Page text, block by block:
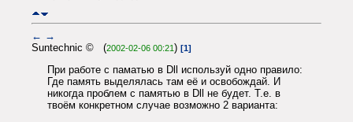
← →
Suntechnic © (2002-02-06 00:21) [1]
При работе с паматью в Dll используй одно правило:
Где память выделялась там её и освобождай. И
никогда проблем с памятью в Dll не будет. Т.е. в
твоём конкретном случае возможно 2 варианта: